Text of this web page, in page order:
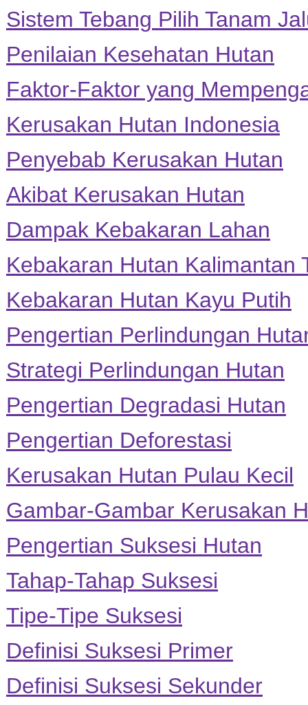
Sistem Tebang Pilih Tanam
Penilaian Kesehatan Hutan
Faktor-Faktor yang
Kerusakan Hutan Indonesia
Penyebab Kerusakan Hutan
Akibat Kerusakan Hutan
Dampak Kebakaran Lahan
Kebakaran Hutan Kalimantan
Kebakaran Hutan Kayu Putih
Pengertian Perlindungan
Strategi Perlindungan Hutan
Pengertian Degradasi Hutan
Pengertian Deforestasi
Kerusakan Hutan Pulau Kecil
Gambar-Gambar Kerusakan
Pengertian Suksesi Hutan
Tahap-Tahap Suksesi
Tipe-Tipe Suksesi
Definisi Suksesi Primer
Definisi Suksesi Sekunder